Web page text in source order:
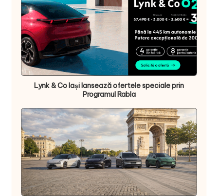
Lynk & Co Iași lansează ofertele speciale prin
Programul Rabla